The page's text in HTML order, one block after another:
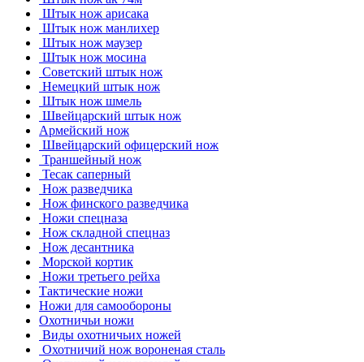
Штык нож арисака
Штык нож манлихер
Штык нож маузер
Штык нож мосина
Советский штык нож
Немецкий штык нож
Штык нож шмель
Швейцарский штык нож
Армейский нож
Швейцарский офицерский нож
Траншейный нож
Тесак саперный
Нож разведчика
Нож финского разведчика
Ножи спецназа
Нож складной спецназ
Нож десантника
Морской кортик
Ножи третьего рейха
Тактические ножи
Ножи для самообороны
Охотничьи ножи
Виды охотничьих ножей
Охотничий нож вороненая сталь